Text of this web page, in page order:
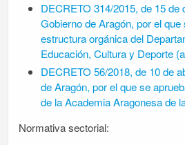
DECRETO 314/2015, de 15 de
Gobierno de Aragón, por el que
estructura orgánica del
Educación, Cultura y Deporte
DECRETO 56/2018, de 10 de
de Aragón, por el que se
de la Academia Aragonesa de
Normativa sectorial: